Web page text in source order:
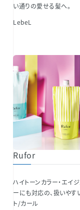
い通りの愛せる髪へ。
LebeL
Rufor
ハイトーンカラー・エイ
ーにも対応の、扱いやす
ト/カール